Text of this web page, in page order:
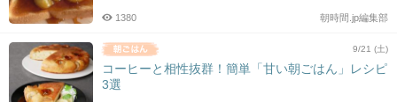
朝時間.jp編集部
1380
9/21 (土)
コーヒーと相性抜群！簡単「甘い朝ごはん」レシピ
3選